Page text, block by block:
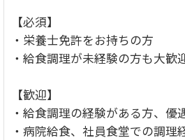
【必須】
・栄養士免許をお持ちの方
・給食調理が未経験の方も大歓
【歓迎】
・給食調理の経験がある方、優
・病院給食、社員食堂での調理